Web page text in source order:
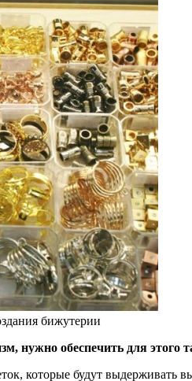
бижутерии
нужно обеспечить для этого
которые будут выдерживать